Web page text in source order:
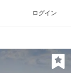
ログイン